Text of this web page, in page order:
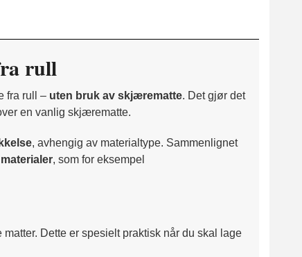
rull
fra rull – uten bruk av skjærematte. Det gjør det
en vanlig skjærematte.
, avhengig av materialtype. Sammenlignet
, som for eksempel
Dette er spesielt praktisk når du skal lage